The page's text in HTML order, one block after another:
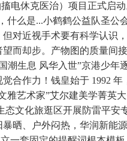
休克医治）项目正式启
么是...小鹤鹤公益队圣
对近视手术要有科学认
而却步。产物图的质量
生息 风华入世”京港少
作力！钱皇始于 1992
艺术家”艾尔建美学菁
态文化旅逛区开展防雷平
晒、户外闷热，华润新